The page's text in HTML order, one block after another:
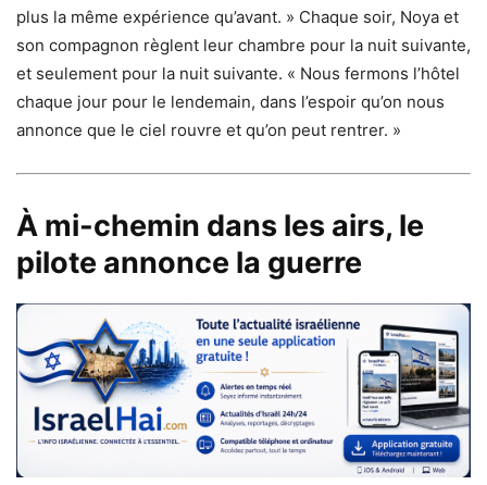
plus la même expérience qu’avant. » Chaque soir, Noya et
son compagnon règlent leur chambre pour la nuit suivante,
et seulement pour la nuit suivante. « Nous fermons l’hôtel
chaque jour pour le lendemain, dans l’espoir qu’on nous
annonce que le ciel rouvre et qu’on peut rentrer. »
À mi-chemin dans les airs, le
pilote annonce la guerre